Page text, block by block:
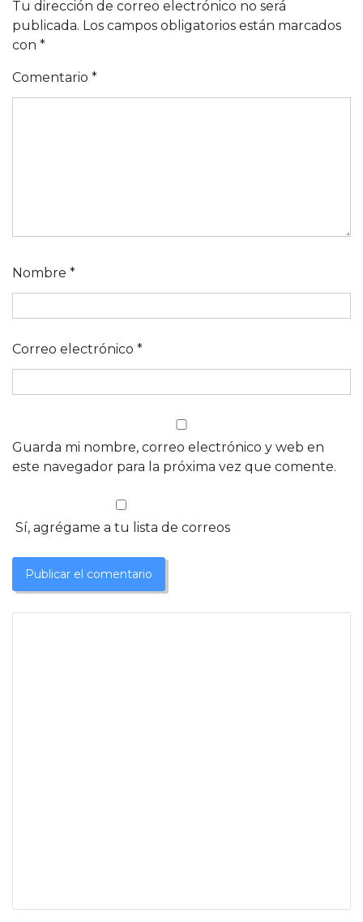
Tu dirección de correo electrónico no será
publicada. Los campos obligatorios están marcados
con *
Comentario *
Nombre *
Correo electrónico *
Guarda mi nombre, correo electrónico y web en
este navegador para la próxima vez que comente.
Sí, agrégame a tu lista de correos